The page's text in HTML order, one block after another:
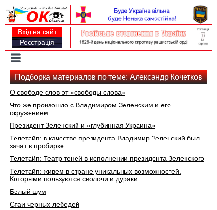
Вхід на сайт
Реєстрація
navigation
Подборка материалов по теме: Александр Кочетков
О свободе слов от «свободы слова»
Что же произошло с Владимиром Зеленским и его
окружением
Президент Зеленский и «глубинная Украина»
Телетайп: в качестве президента Владимир Зеленский был
зачат в пробирке
Телетайп: Театр теней в исполнении президента Зеленского
Телетайп: живем в стране уникальных возможностей.
Которыми пользуются сволочи и дураки
Белый шум
Стаи черных лебедей